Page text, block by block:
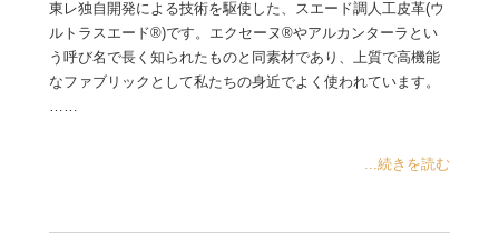
東レ独自開発による技術を駆使した、スエード調人工皮革(ウ
ルトラスエード®)です。エクセーヌ®やアルカンターラとい
う呼び名で長く知られたものと同素材であり、上質で高機能
なファブリックとして私たちの身近でよく使われています。
……
...続きを読む